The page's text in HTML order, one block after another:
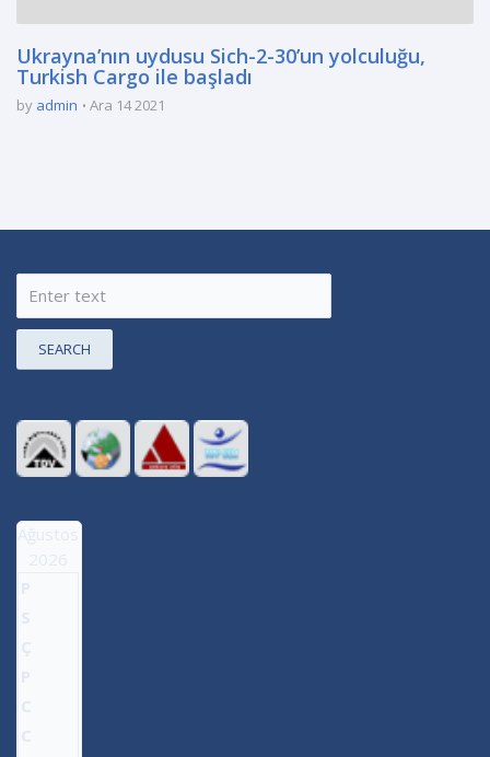
Ukrayna’nın uydusu Sich-2-30’un yolculuğu,
Turkish Cargo ile başladı
by admin Ara 14 2021
SEARCH
Ağustos
2026
P
S
Ç
P
C
C